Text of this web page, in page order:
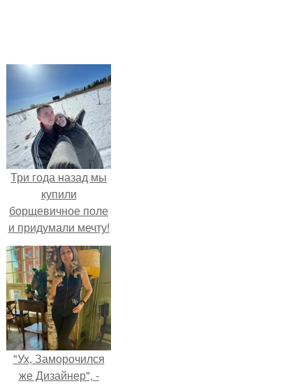
Три года назад мы
купили
борщевичное поле
и придумали мечту!
"Ух, Заморочился
же Дизайнер", -